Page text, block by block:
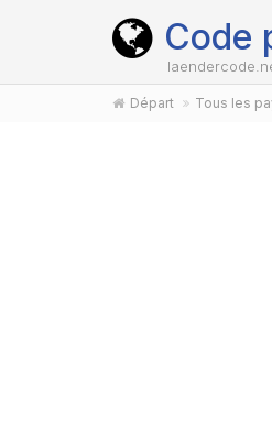
Code
Départ Tous les